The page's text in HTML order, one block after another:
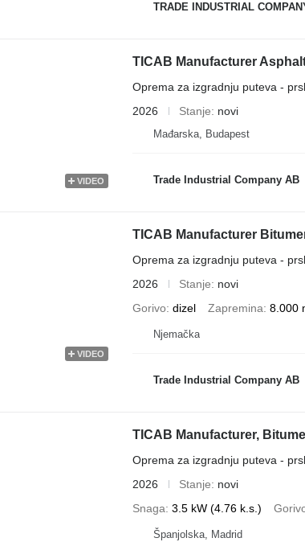
TRADE INDUSTRIAL
VIDEO
TICAB Manufacturer
Oprema za izgradnju puteva -
2026
Stanje novi
Mađarska, Budapest
Trade Industrial Company AB
VIDEO
TICAB Manufacturer
Oprema za izgradnju puteva -
2026
Stanje
novi
Gorivo dizel Zapremina 8.000
Njemačka
Trade Industrial Company AB
TICAB Manufacturer,
Oprema za izgradnju puteva -
2026
Stanje
novi
Snaga 3.5 kW (4.76 k.s.)
Španjolska, Madrid